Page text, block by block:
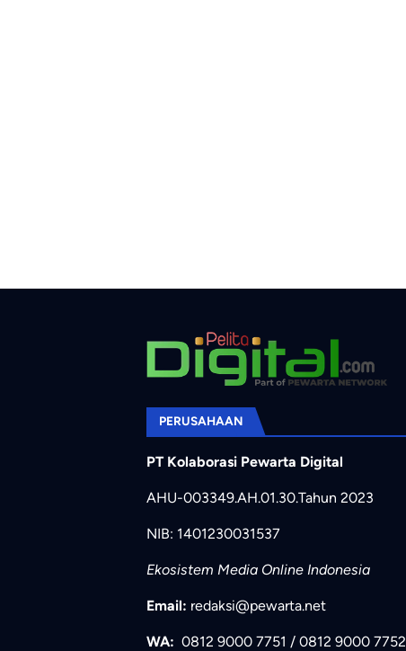
PERUSAHAAN
PT Kolaborasi Pewarta Digital
AHU-003349.AH.01.30.Tahun 2023
NIB: 1401230031537
Ekosistem Media Online Indonesia
Email: redaksi@pewarta.net
WA: 0812 9000 7751 / 0812 9000 7752